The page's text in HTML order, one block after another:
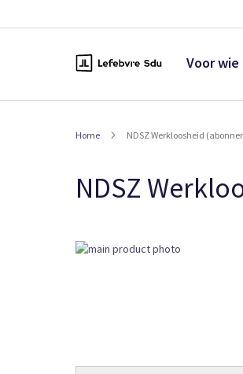
Voor wie
Home NDSZ Werkloosheid
NDSZ
Ga